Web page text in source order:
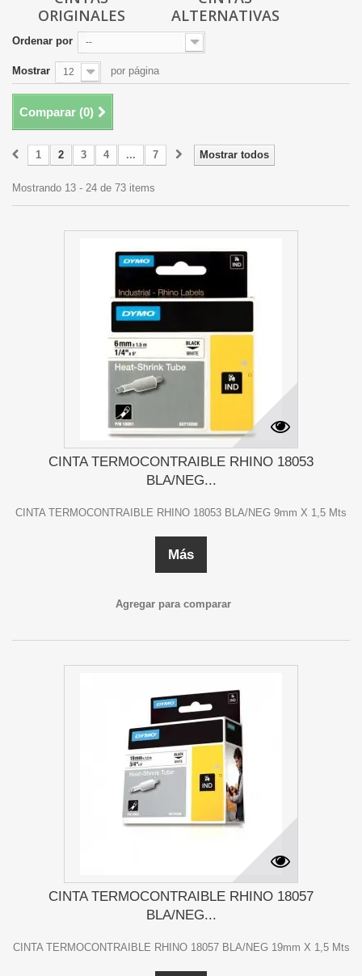
ORIGINALES
ALTERNATIVAS
Ordenar por --
Mostrar 12 por página
Comparar (0)
Mostrar todos
1 2 3 4 ... 7
Mostrando 13 - 24 de 73 items
CINTA TERMOCONTRAIBLE RHINO 18053
BLA/NEG...
CINTA TERMOCONTRAIBLE RHINO 18053 BLA/NEG 9mm X 1,5 Mts
Más
Agregar para comparar
CINTA TERMOCONTRAIBLE RHINO 18057
BLA/NEG...
CINTA TERMOCONTRAIBLE RHINO 18057 BLA/NEG 19mm X 1,5 Mts